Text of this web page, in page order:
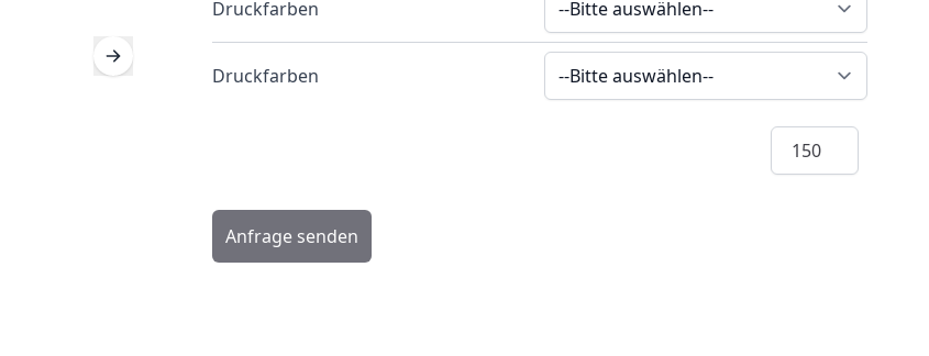
Druckfarben
Druckfarben
Menge
Anfrage senden